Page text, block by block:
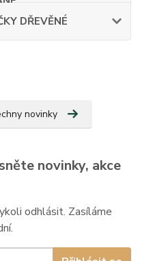
DŘEVĚNÉ
novinky
novinky, akce
odhlásit. Zasíláme